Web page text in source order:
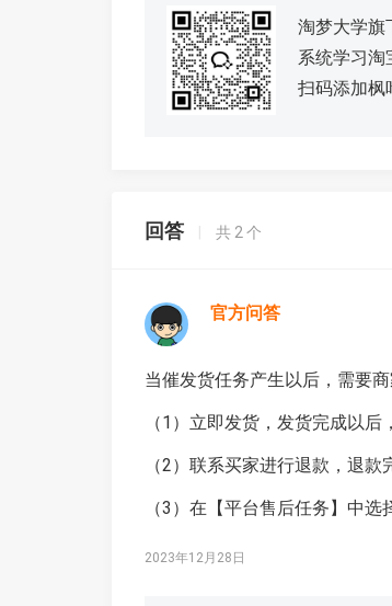
淘梦大学旗
系统学习淘
扫码添加枫
回答 | 共 2 个
官方问答
当催发货任务产生以后，需要
（1）立即发货，发货完成以后
（2）联系买家进行退款，退
（3）在【平台售后任务】中
2023年12月28日